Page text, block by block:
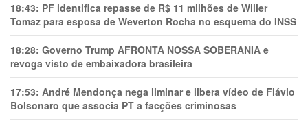
18:43: PF identifica repasse de R$ 11 milhões de Willer
Tomaz para esposa de Weverton Rocha no esquema do INSS
18:28: Governo Trump AFRONTA NOSSA SOBERANIA e
revoga visto de embaixadora brasileira
17:53: André Mendonça nega liminar e libera vídeo de Flávio
Bolsonaro que associa PT a facções criminosas